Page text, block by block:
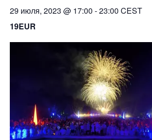
29 июля, 2023 @ 17:00 -23:00 CEST
19EUR